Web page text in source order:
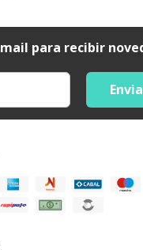
para recibir